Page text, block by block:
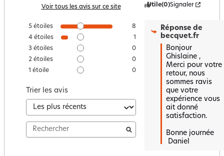
Voir tous les avis sur ce site
5 étoiles
8
4 étoiles
1
3 étoiles
0
2 étoiles
0
1 étoile 0
Trier les avis
Utile(0)Signaler
Réponse de
becquet.fr
Bonjour
Ghislaine ,
Merci pour votre
retour, nous
sommes ravis
que votre
expérience vous
ait donné
satisfaction.
Bonne journée
Daniel